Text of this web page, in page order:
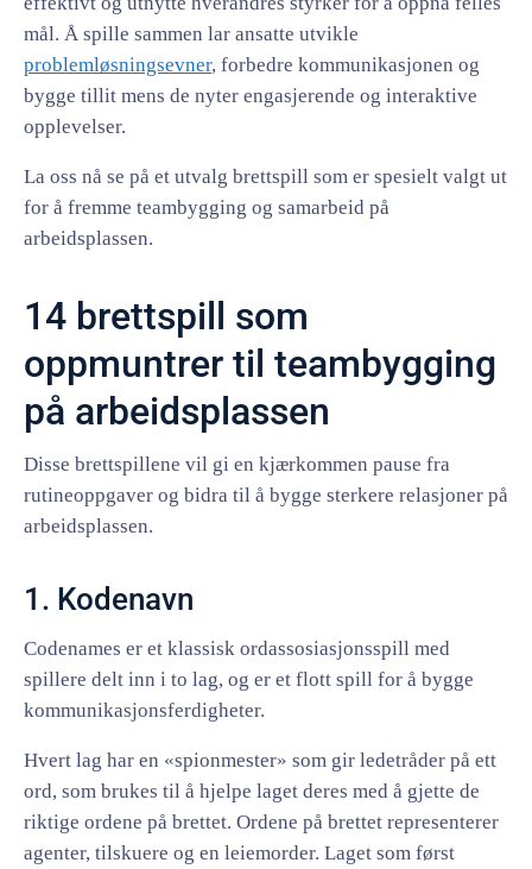
mål. Å spille sammen lar ansatte utvikle
problemløsningsevner, forbedre kommunikasjonen og
bygge tillit mens de nyter engasjerende og interaktive
opplevelser.
La oss nå se på et utvalg brettspill som er spesielt valgt ut
for å fremme teambygging og samarbeid på
arbeidsplassen.
14 brettspill som
oppmuntrer til teambygging
på arbeidsplassen
Disse brettspillene vil gi en kjærkommen pause fra
rutineoppgaver og bidra til å bygge sterkere relasjoner på
arbeidsplassen.
1. Kodenavn
Codenames er et klassisk ordassosiasjonsspill med
spillere delt inn i to lag, og er et flott spill for å bygge
kommunikasjonsferdigheter.
Hvert lag har en «spionmester» som gir ledetråder på ett
ord, som brukes til å hjelpe laget deres med å gjette de
riktige ordene på brettet. Ordene på brettet representerer
agenter, tilskuere og en leiemorder. Laget som først